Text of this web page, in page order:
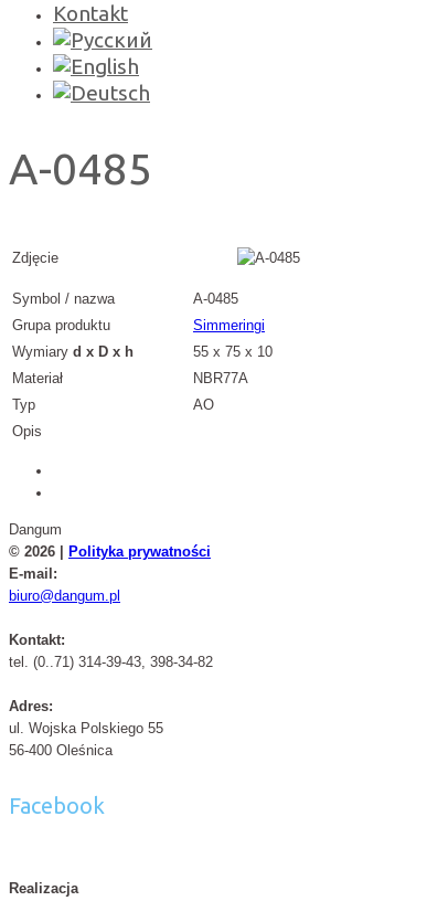
Kontakt
A-0485
Zdjęcie
Symbol / nazwa
A-0485
Grupa produktu
Simmeringi
Wymiary d x D x h
55 x 75 x 10
Materiał
NBR77A
Typ
AO
Opis
Dangum
© 2026 |
Polityka prywatności
E-mail:
biuro@dangum.pl
Kontakt:
tel. (0..71) 314-39-43, 398-34-82
Adres:
ul. Wojska Polskiego 55
56-400 Oleśnica
Facebook
Realizacja